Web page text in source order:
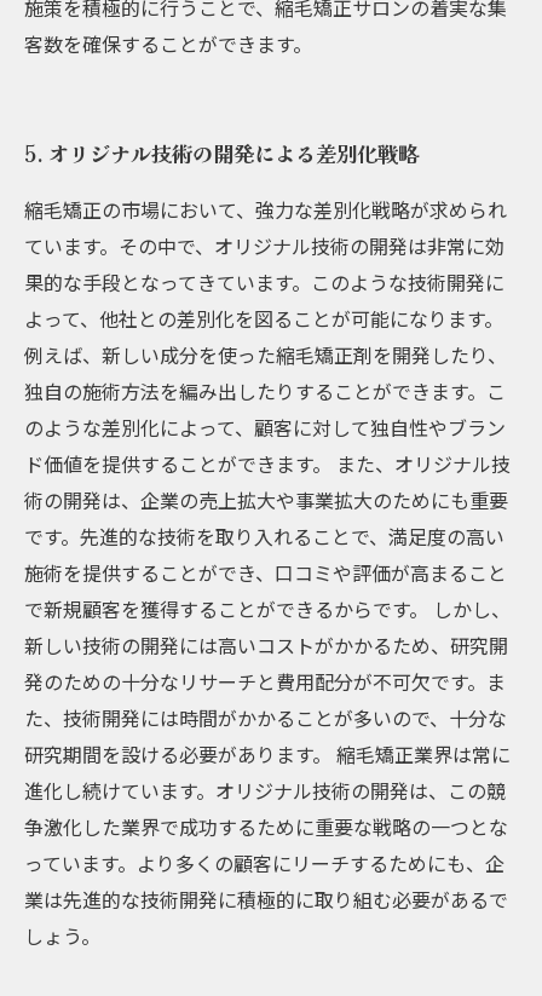
施策を積極的に行うことで、縮毛矯正サロンの着実な集
客数を確保することができます。
5. オリジナル技術の開発による差別化戦略
縮毛矯正の市場において、強力な差別化戦略が求められ
ています。その中で、オリジナル技術の開発は非常に効
果的な手段となってきています。このような技術開発に
よって、他社との差別化を図ることが可能になります。
例えば、新しい成分を使った縮毛矯正剤を開発したり、
独自の施術方法を編み出したりすることができます。こ
のような差別化によって、顧客に対して独自性やブラン
ド価値を提供することができます。 また、オリジナル技
術の開発は、企業の売上拡大や事業拡大のためにも重要
です。先進的な技術を取り入れることで、満足度の高い
施術を提供することができ、口コミや評価が高まること
で新規顧客を獲得することができるからです。 しかし、
新しい技術の開発には高いコストがかかるため、研究開
発のための十分なリサーチと費用配分が不可欠です。ま
た、技術開発には時間がかかることが多いので、十分な
研究期間を設ける必要があります。 縮毛矯正業界は常に
進化し続けています。オリジナル技術の開発は、この競
争激化した業界で成功するために重要な戦略の一つとな
っています。より多くの顧客にリーチするためにも、企
業は先進的な技術開発に積極的に取り組む必要があるで
しょう。